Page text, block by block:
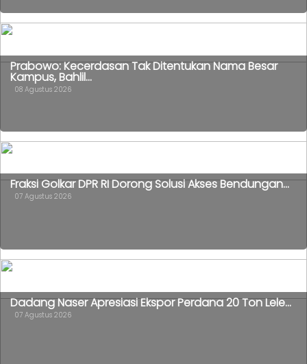
Prabowo: Kecerdasan Tak Ditentukan Nama Besar
Kampus, Bahlil...
08 Agustus 2026
Fraksi Golkar DPR RI Dorong Solusi Akses Bendungan...
07 Agustus 2026
Dadang Naser Apresiasi Ekspor Perdana 20 Ton Lele...
07 Agustus 2026